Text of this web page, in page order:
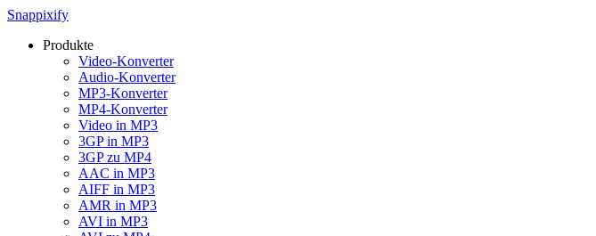
Snappixify
Produkte
Video-Konverter
Audio-Konverter
MP3-Konverter
MP4-Konverter
Video in MP3
3GP in MP3
3GP zu MP4
AAC in MP3
AIFF in MP3
AMR in MP3
AVI in MP3